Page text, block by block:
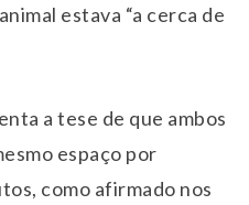
estava “a cerca de
a tese de que ambos
espaço por
como afirmado nos